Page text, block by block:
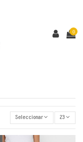
0
Seleccionar 23